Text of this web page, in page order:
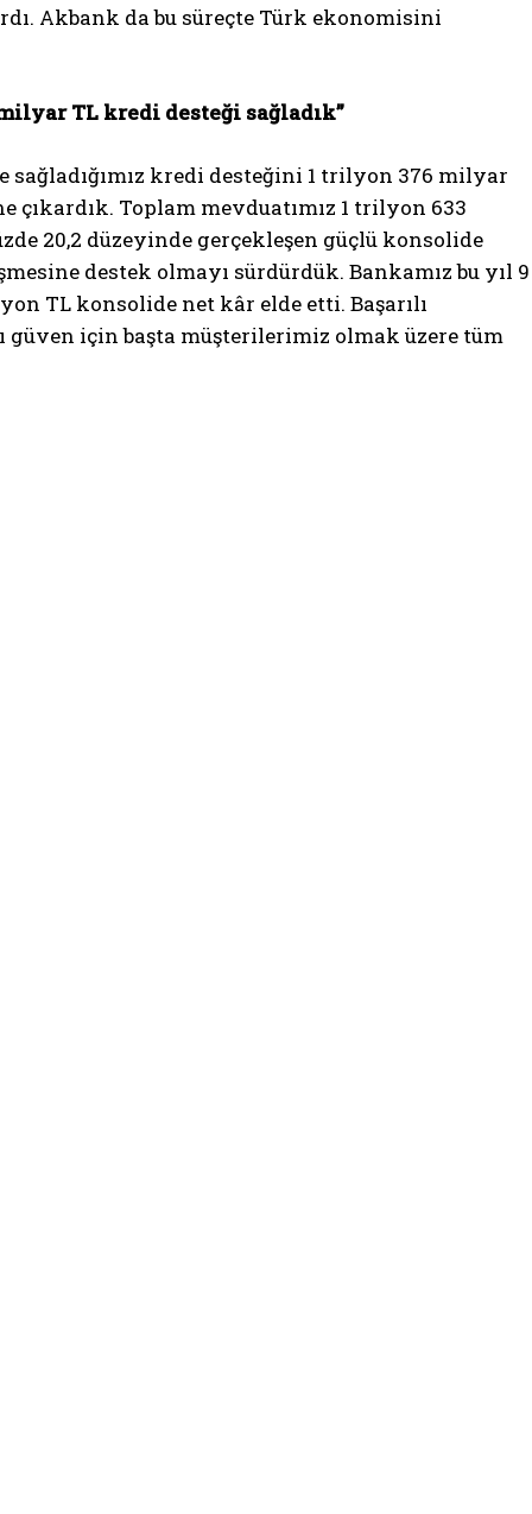
Akbank da bu süreçte Türk ekonomisini
TL kredi desteği sağladık”
sağladığımız kredi desteğini 1 trilyon 376 milyar
Toplam mevduatımız 1 trilyon 633
20,2 düzeyinde gerçekleşen güçlü konsolide
destek olmayı sürdürdük. Bankamız bu yıl 9
TL konsolide net kâr elde etti. Başarılı
güven için başta müşterilerimiz olmak üzere tüm